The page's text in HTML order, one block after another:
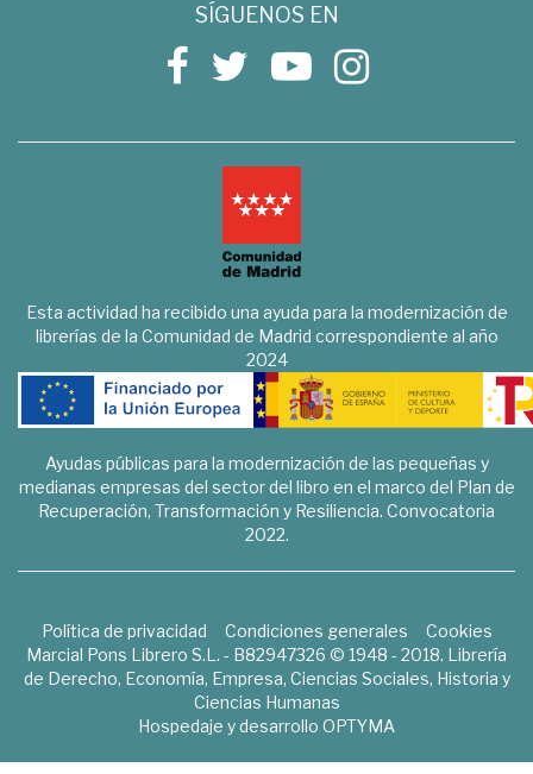
SÍGUENOS EN
Esta actividad ha recibido una ayuda para la modernización de
librerías de la Comunidad de Madrid correspondiente al año
2024
Ayudas públicas para la modernización de las pequeñas y
medianas empresas del sector del libro en el marco del Plan de
Recuperación, Transformación y Resiliencia. Convocatoria
2022.
Política de privacidad Condiciones generales
Cookies
Marcial Pons Librero S.L. - B82947326 © 1948 - 2018. Librería
de Derecho, Economía, Empresa, Ciencias Sociales, Historia y
Ciencias Humanas
Hospedaje y desarrollo OPTYMA